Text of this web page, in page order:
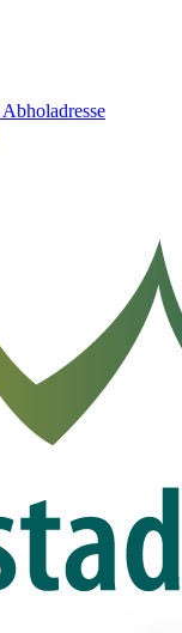
Abholadresse